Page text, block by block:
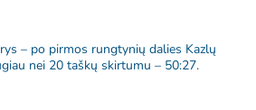
– po pirmos rungtynių dalies Kazlų
nei 20 taškų skirtumu – 50:27.